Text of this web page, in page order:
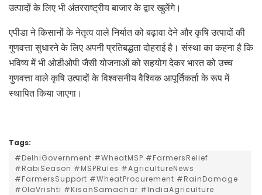
उत्पादों के लिए भी अंतरराष्ट्रीय बाजार के द्वार खुलेंगे।
एपीडा ने किसानों के नेतृत्व वाले निर्यात को बढ़ावा देने और कृषि उत्पादों की
गुणवत्ता सुधारने के लिए अपनी प्रतिबद्धता दोहराई है। संस्था का कहना है कि
भविष्य में भी ओडीओपी जैसी योजनाओं को सहयोग देकर भारत को उच्च
गुणवत्ता वाले कृषि उत्पादों के विश्वसनीय वैश्विक आपूर्तिकर्ता के रूप में
स्थापित किया जाएगा।
Tags:
#DelhiGovernment #WheatMSP #FarmersRelief
#RabiSeason #MSPRules #AgricultureNews
#FarmersSupport #WheatProcurement #RainDamage
#OlaVrishti #KisanSamachar #IndiaAgriculture